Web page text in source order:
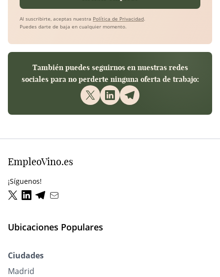
Al suscribirte, aceptas nuestra Política de Privacidad.
Puedes darte de baja en cualquier momento.
También puedes seguirnos en nuestras redes
sociales para no perderte ninguna oferta de trabajo:
EmpleoVino.es
¡Síguenos!
Ubicaciones Populares
Ciudades
Madrid